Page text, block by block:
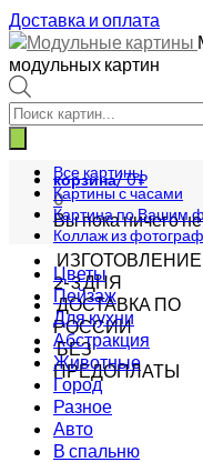
Доставка и оплата
модульных картин
Поиск
товаров
корзина/0₽
0
Вы пока ничего
ИЗГОТОВЛЕНИЕ
2-3 ДНЯ
ДОСТАВКА ПО
РОССИИ
БЕЗ
ПРЕДОПЛАТЫ
Все картины
Картины с часами
Картина по Вашим
Коллаж из
Цветы
Пейзаж
Для кухни
Абстракция
Животные
Город
Разное
Авто
В спальню